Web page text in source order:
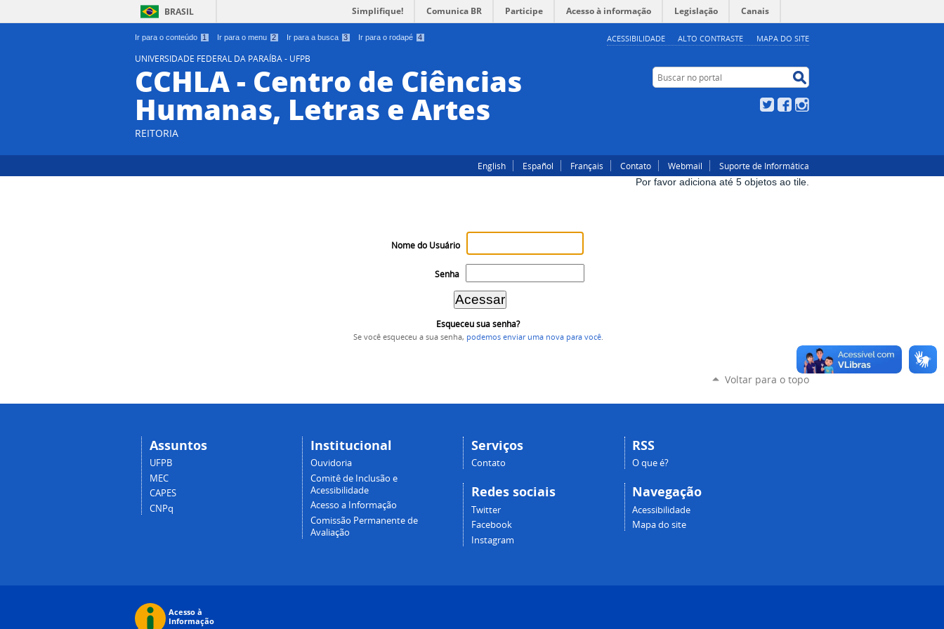
Ir para o conteúdo 1 Ir para o menu 2 Ir para a busca 3 Ir para o rodapé 4 ACESSIBILIDADE ALTO CONTRASTE MAPA DO SITE
BRASIL Simplifique! Comunica BR Participe Acesso à informação Legislação Canais
UNIVERSIDADE FEDERAL DA PARAÍBA - UFPB
CCHLA - Centro de Ciências
Humanas, Letras e Artes
REITORIA
Buscar no portal
TwitterFacebook
English Español Français Contato Webmail
Suporte de Informática
Por favor adiciona até 5 objetos ao tile.
Nome do Usuário
Senha
Esqueceu sua senha?
Se você esqueceu a sua senha, podemos enviar uma nova para você.
Voltar para o topo
Assuntos
UFPB
MEC
CAPES
CNPq
Institucional
Ouvidoria
Comitê de Inclusão e
Acessibilidade
Acesso a Informação
Comissão Permanente de
Avaliação
Serviços
Contato
Redes sociais
Twitter
Facebook
Instagram
RSS
O que é?
Navegação
Acessibilidade
Mapa do site